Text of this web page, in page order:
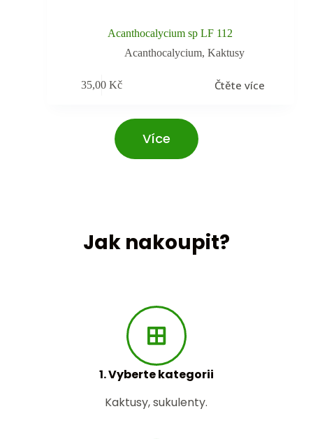
Acanthocalycium sp LF 112
Acanthocalycium, Kaktusy
35,00 Kč Čtěte více
Více
Jak nakoupit?
1. Vyberte kategorii
Kaktusy, sukulenty.